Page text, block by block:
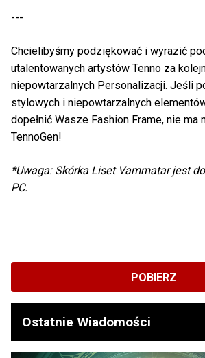
---
Chcielibyśmy podziękować i wyrazić
utalentowanych artystów Tenno za
niepowtarzalnych Personalizacji. Jeśli
stylowych i niepowtarzalnych
dopełnić Wasze Fashion Frame, nie
TennoGen!
*Uwaga: Skórka Liset Vammatar jest
PC.
POBIERZ
Ostatnie Wiadomości